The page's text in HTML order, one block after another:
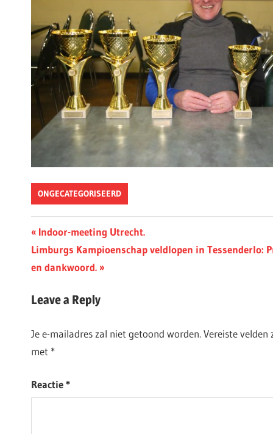
ONGECATEGORISEERD
Berichtnavigatie
Previous
Post:
Indoor-meeting Utrecht.
Next
Post:
Limburgs Kampioenschap veldlopen in Tessenderlo:
en dankwoord.
Leave a Reply
Je e-mailadres zal niet getoond worden.Vereiste velden
met *
Reactie*